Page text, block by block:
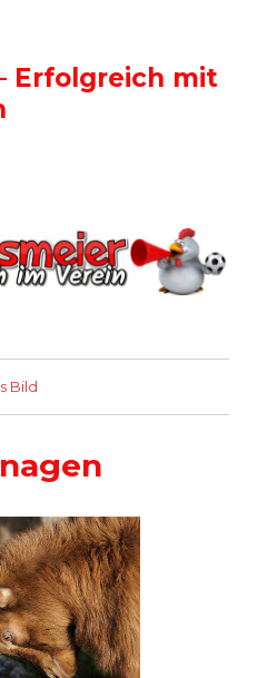
Erfolgreich mit
Bild